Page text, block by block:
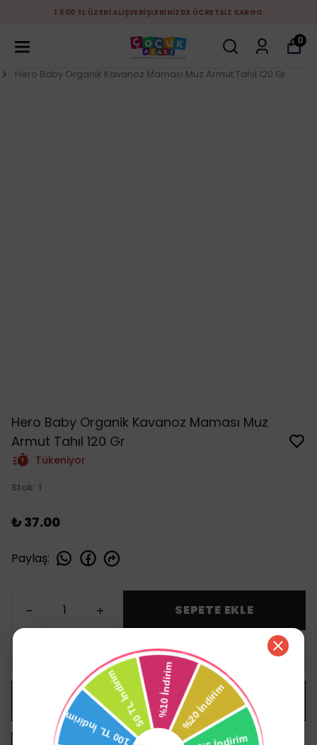
1.500 TL ÜZERİ ALIŞVERİŞLERİNİZDE ÜCRETSİZ KARGO
0
Hero Baby Organik Kavanoz Maması Muz Armut Tahıl 120 Gr
Hero Baby Organik Kavanoz Maması Muz
Armut Tahıl 120 Gr
Tükeniyor
Stok: 1
₺ 37.00
Paylaş:
SEPETE EKLE
HEMEN AL
WHATSAPP
1500 TL üzeri ücretsiz kargo